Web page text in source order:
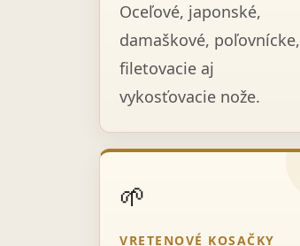
Oceľové, japonské,
damaškové, poľovnícke,
filetovacie aj
vykosťovacie nože.
🌱
VRETENOVÉ KOSAČKY